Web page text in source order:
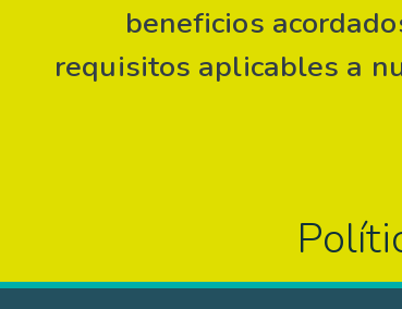
beneficios
requisitos aplicables a